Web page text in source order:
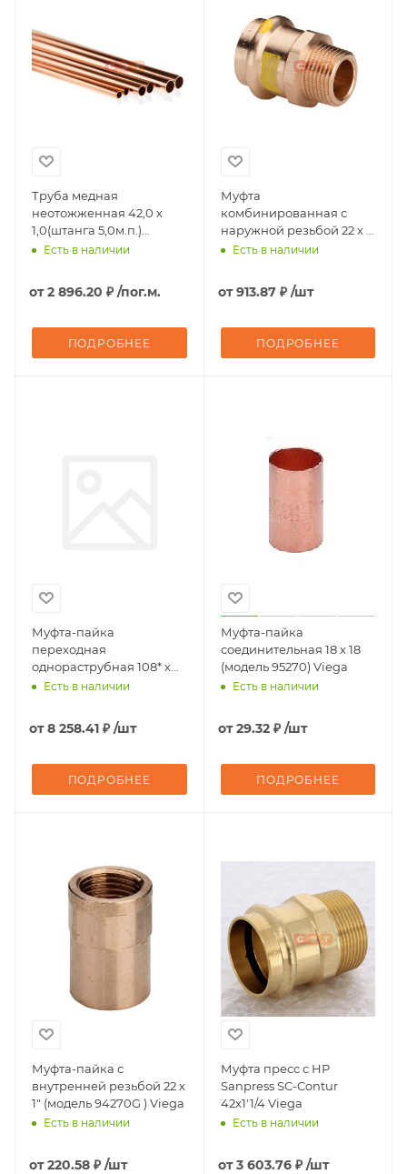
Труба медная
неотожженная 42,0 х
1,0(штанга 5,0м.п.)
HLPH420010005
Есть в наличии
от2 896.20 ₽ /пог.м.
ПОДРОБНЕЕ
Муфта
комбинированная с
наружной резьбой 22 х 1"
(модель ProfipressG 2611)
Есть в наличии
от913.87 ₽ /шт
ПОДРОБНЕЕ
Муфта-пайка
переходная
однораструбная 108* х
89 (модель 95243) Viega
Есть в наличии
от8 258.41 ₽ /шт
ПОДРОБНЕЕ
Муфта-пайка
соединительная 18 х 18
(модель 95270) Viega
Есть в наличии
от29.32 ₽ /шт
ПОДРОБНЕЕ
Муфта-пайка с
внутренней резьбой 22 х
1" (модель 94270G ) Viega
Есть в наличии
от220.58 ₽ /шт
Муфта пресс с НР
Sanpress SC-Contur
42x1'1/4 Viega
Есть в наличии
от3 603.76 ₽ /шт